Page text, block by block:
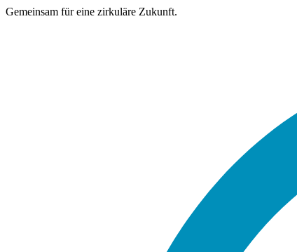
Gemeinsam für eine zirkuläre Zukunft.